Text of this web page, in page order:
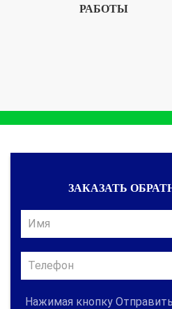
РАБОТЫ
ЗАКАЗАТЬ
Нажимая кнопку